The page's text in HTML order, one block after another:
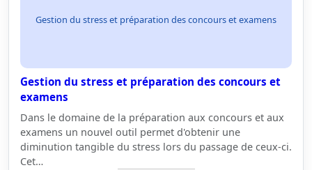
Gestion du stress et préparation des concours et examens
Gestion du stress et préparation des concours et
examens
Dans le domaine de la préparation aux concours et aux
examens un nouvel outil permet d'obtenir une
diminution tangible du stress lors du passage de ceux-ci.
Cet…